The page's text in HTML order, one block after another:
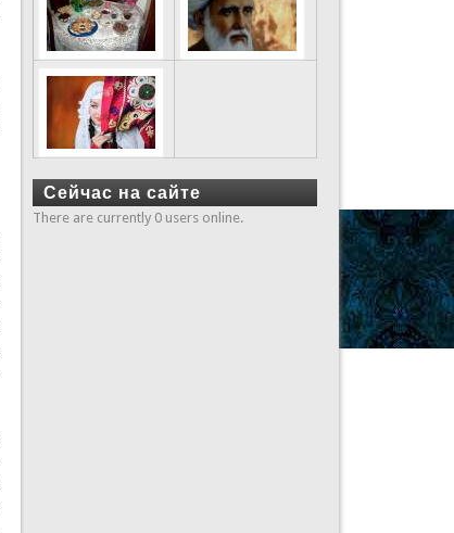
Сейчас на сайте
There are currently 0 users online.